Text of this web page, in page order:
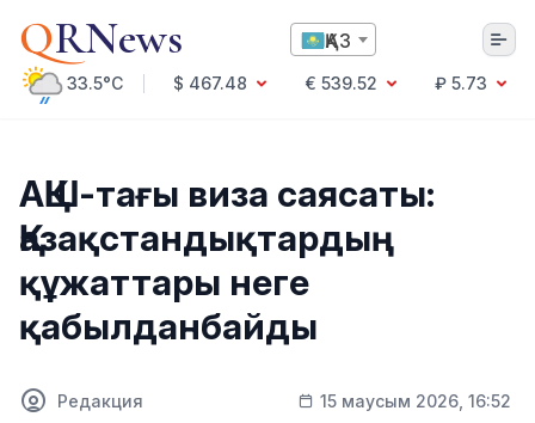
QRNews ҚАЗ
33.5°C $ 467.48 € 539.52
₽ 5.73
Саясат
Технология
Экономика
Қоғам
Білім және Ғылым
АҚШ-тағы виза саясаты:
Қазақстандықтардың
құжаттары неге
қабылданбайды
Редакция 15 маусым 2026, 16:52